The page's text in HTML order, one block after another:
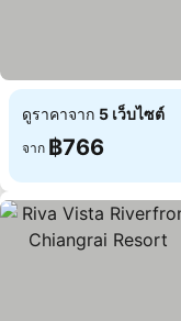
ดูราคาจาก 5 เว็บไซต์
จาก ฿766